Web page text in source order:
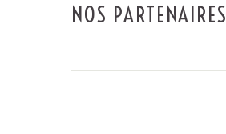
NOS PARTENAIRES